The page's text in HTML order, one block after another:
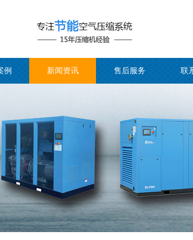
例 新闻资讯 售后服务 联